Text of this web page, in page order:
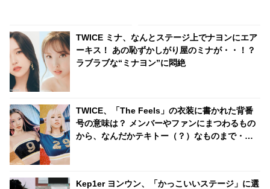
ととなったジョングクのまさか
のモノマネとは
TWICE ミナ、なんとステージ上でナヨンにエア
ーキス！ あの恥ずかしがり屋のミナが・・！？
ラブラブな“ミナヨン”に悶絶
TWICE、「The Feels」の衣装に書かれた背番
号の意味は？ メンバーやファンにまつわるもの
から、なんだかテキトー（？）なものまで・・
Kep1er ヨンウン、「かっこいいステージ」に選